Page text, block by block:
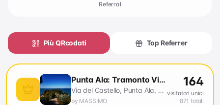
Referral
Più QRcodati Top Referrer
Punta Ala: Tramonto Vista Mare!
Via del Castello, Punta Ala, Castiglione della Pescaia, Grosseto, Toscana, Italia
by MASSIMO
164
visitatori unici
871 totali